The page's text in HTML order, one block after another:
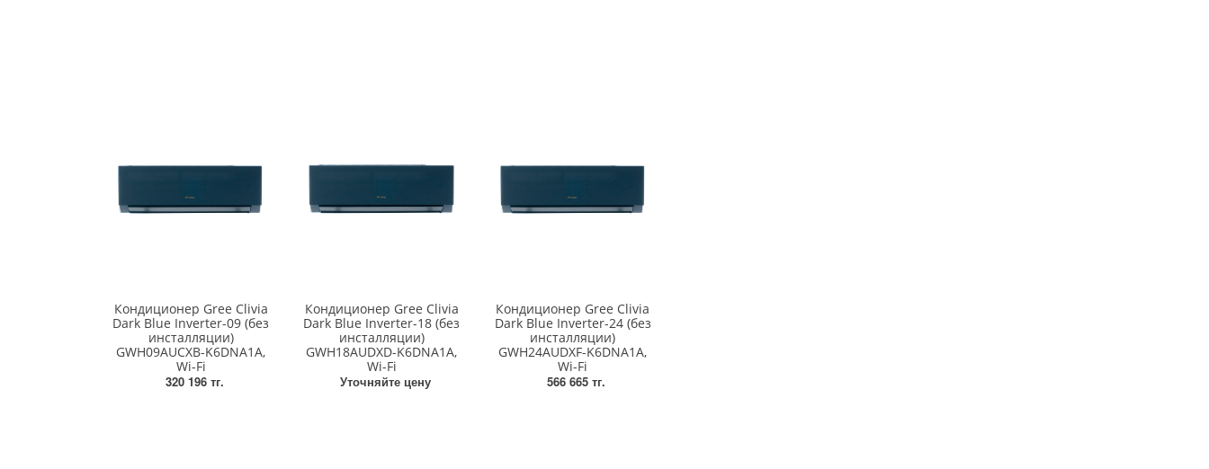
Кондиционер Gree Clivia
Dark Blue Inverter-09 (без
инсталляции)
GWH09AUCXB-K6DNA1A,
Wi-Fi
320 196 тг.
Кондиционер Gree Clivia
Dark Blue Inverter-18 (без
инсталляции)
GWH18AUDXD-K6DNA1A,
Wi-Fi
Уточняйте цену
Кондиционер Gree Clivia
Dark Blue Inverter-24 (без
инсталляции)
GWH24AUDXF-K6DNA1A,
Wi-Fi
566 665 тг.